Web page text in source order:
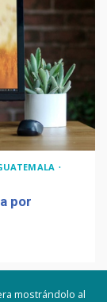
por
mostrándolo al